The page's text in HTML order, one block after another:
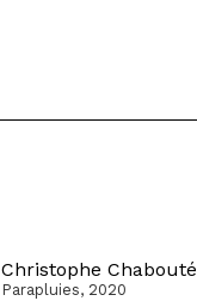
Christophe Chabouté
Parapluies, 2020